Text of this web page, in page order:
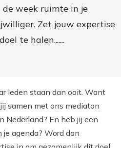
de week ruimte in je
Zet jouw expertise
te halen.......
leden staan dan ooit. Want
samen met ons mediaton
Nederland? En heb jij een
agenda? Word dan